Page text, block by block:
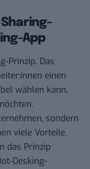
Sharing-
App
Prinzip. Das
einen
wählen kann,
sondern
viele Vorteile,
das Prinzip
Desking-